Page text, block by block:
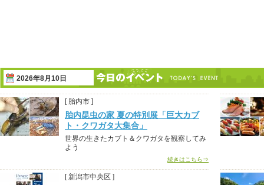
2026年8月10日
[ 胎内市 ]
胎内昆虫の家 夏の特別展「巨大カブ
ト・クワガタ大集合」
世界の生きたカブト＆クワガタを観察してみ
よう
続きはこちら⇒
[ 新潟市中央区 ]